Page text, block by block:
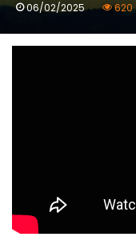
06/02/2025 620